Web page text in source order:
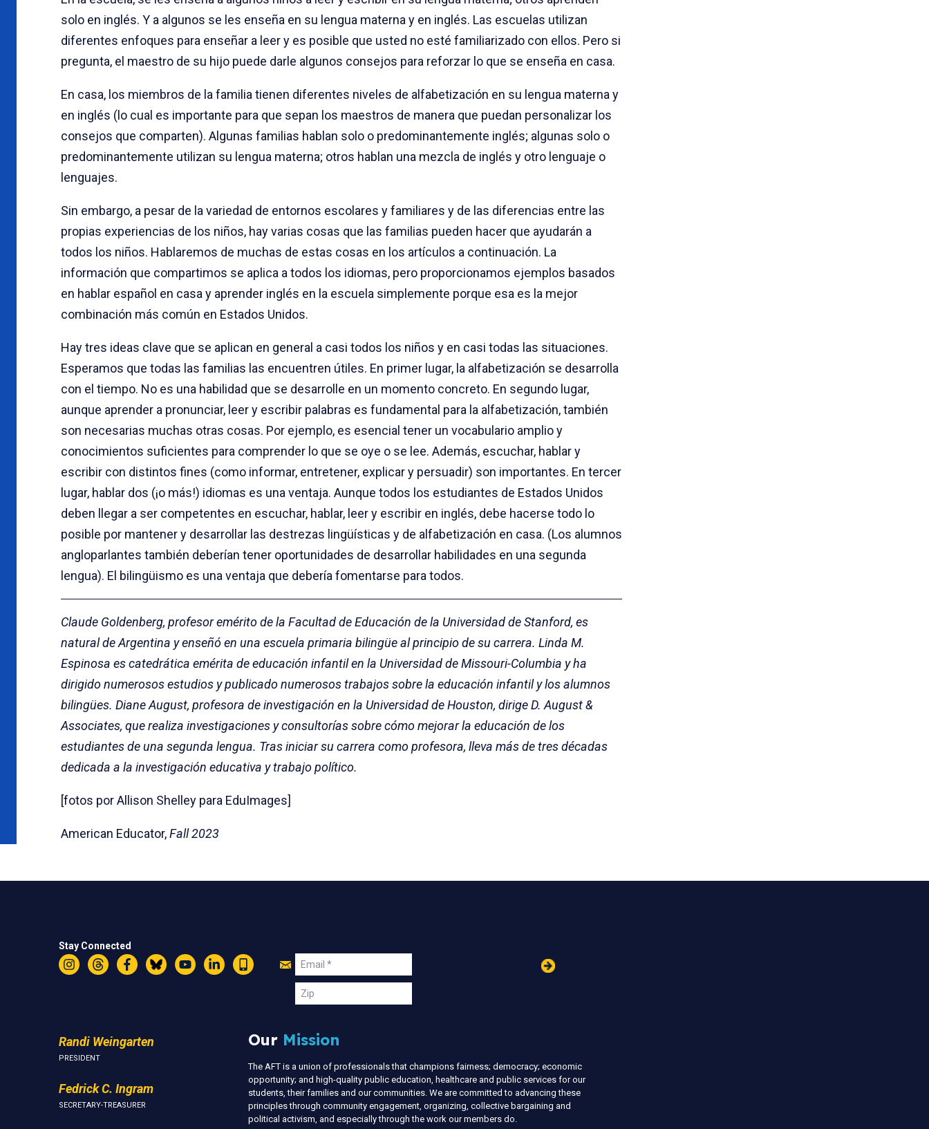
solo en inglés. Y a algunos se les enseña en su lengua materna y en inglés. Las escuelas utilizan
diferentes enfoques para enseñar a leer y es posible que usted no esté familiarizado con ellos. Pero si
pregunta, el maestro de su hijo puede darle algunos consejos para reforzar lo que se enseña en casa.
En casa, los miembros de la familia tienen diferentes niveles de alfabetización en su lengua materna y
en inglés (lo cual es importante para que sepan los maestros de manera que puedan personalizar los
consejos que comparten). Algunas familias hablan solo o predominantemente inglés; algunas solo o
predominantemente utilizan su lengua materna; otros hablan una mezcla de inglés y otro lenguaje o
lenguajes.
Sin embargo, a pesar de la variedad de entornos escolares y familiares y de las diferencias entre las
propias experiencias de los niños, hay varias cosas que las familias pueden hacer que ayudarán a
todos los niños. Hablaremos de muchas de estas cosas en los artículos a continuación. La
información que compartimos se aplica a todos los idiomas, pero proporcionamos ejemplos basados
en hablar español en casa y aprender inglés en la escuela simplemente porque esa es la mejor
combinación más común en Estados Unidos.
Hay tres ideas clave que se aplican en general a casi todos los niños y en casi todas las situaciones.
Esperamos que todas las familias las encuentren útiles. En primer lugar, la alfabetización se desarrolla
con el tiempo. No es una habilidad que se desarrolle en un momento concreto. En segundo lugar,
aunque aprender a pronunciar, leer y escribir palabras es fundamental para la alfabetización, también
son necesarias muchas otras cosas. Por ejemplo, es esencial tener un vocabulario amplio y
conocimientos suficientes para comprender lo que se oye o se lee. Además, escuchar, hablar y
escribir con distintos fines (como informar, entretener, explicar y persuadir) son importantes. En tercer
lugar, hablar dos (¡o más!) idiomas es una ventaja. Aunque todos los estudiantes de Estados Unidos
deben llegar a ser competentes en escuchar, hablar, leer y escribir en inglés, debe hacerse todo lo
posible por mantener y desarrollar las destrezas lingüísticas y de alfabetización en casa. (Los alumnos
angloparlantes también deberían tener oportunidades de desarrollar habilidades en una segunda
lengua). El bilingüismo es una ventaja que debería fomentarse para todos.
Claude Goldenberg, profesor emérito de la Facultad de Educación de la Universidad de Stanford, es
natural de Argentina y enseñó en una escuela primaria bilingüe al principio de su carrera. Linda M.
Espinosa es catedrática emérita de educación infantil en la Universidad de Missouri-Columbia y ha
dirigido numerosos estudios y publicado numerosos trabajos sobre la educación infantil y los alumnos
bilingües. Diane August, profesora de investigación en la Universidad de Houston, dirige D. August &
Associates, que realiza investigaciones y consultorías sobre cómo mejorar la educación de los
estudiantes de una segunda lengua. Tras iniciar su carrera como profesora, lleva más de tres décadas
dedicada a la investigación educativa y trabajo político.
[fotos por Allison Shelley para EduImages]
American Educator,Fall 2023
Stay Connected
Instagram
ThreadsFacebookBlueskyYouTubeLinkedIn
Text
Join
Us
Email
Zip
Randi Weingarten
PRESIDENT
Fedrick C. Ingram
SECRETARY-TREASURER
Our Mission
The AFT is a union of professionals that champions fairness; democracy; economic
opportunity; and high-quality public education, healthcare and public services for our
students, their families and our communities. We are committed to advancing these
principles through community engagement, organizing, collective bargaining and
political activism, and especially through the work our members do.